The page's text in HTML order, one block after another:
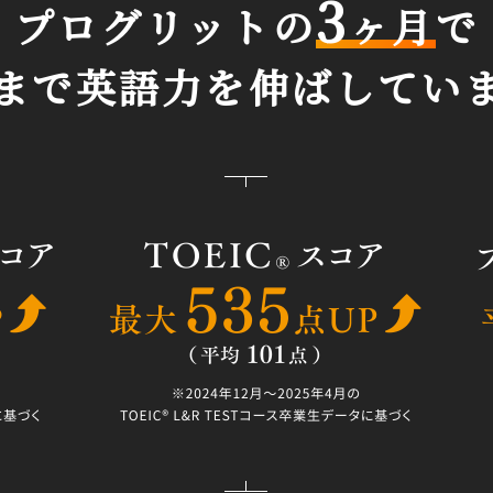
プログリットの3ヶ月で
で英語力を伸ばしてい